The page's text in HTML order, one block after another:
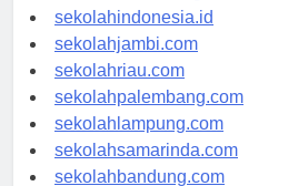
rsud-indonesia.org
sekolahindonesia.id
sekolahjambi.com
sekolahriau.com
sekolahpalembang.com
sekolahlampung.com
sekolahsamarinda.com